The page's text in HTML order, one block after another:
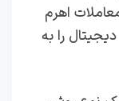
اهرم
را به